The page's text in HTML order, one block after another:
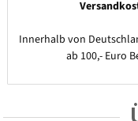
Innerhalb von
ab 100,- Euro